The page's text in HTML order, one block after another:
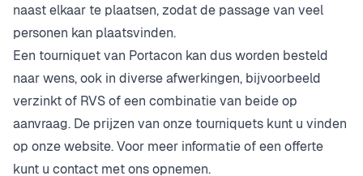
naast elkaar te plaatsen, zodat de passage van veel
personen kan plaatsvinden.
Een tourniquet van Portacon kan dus worden besteld
naar wens, ook in diverse afwerkingen, bijvoorbeeld
verzinkt of RVS of een combinatie van beide op
aanvraag. De prijzen van onze tourniquets kunt u vinden
op onze website. Voor meer informatie of een offerte
kunt u contact met ons opnemen.